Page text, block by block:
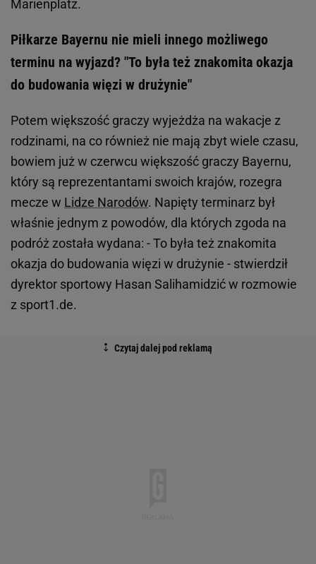
Marienplatz.
Piłkarze Bayernu nie mieli innego możliwego
terminu na wyjazd? "To była też znakomita okazja
do budowania więzi w drużynie"
Potem większość graczy wyjeżdża na wakacje z
rodzinami, na co również nie mają zbyt wiele czasu,
bowiem już w czerwcu większość graczy Bayernu,
który są reprezentantami swoich krajów, rozegra
mecze w Lidze Narodów. Napięty terminarz był
właśnie jednym z powodów, dla których zgoda na
podróż została wydana: - To była też znakomita
okazja do budowania więzi w drużynie - stwierdził
dyrektor sportowy Hasan Salihamidzić w rozmowie
z sport1.de.